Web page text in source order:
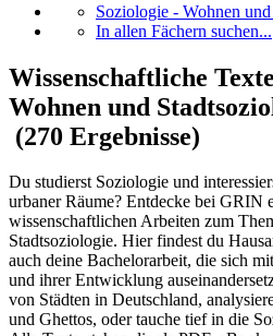
Soziologie - Wohnen
In allen Fächern suchen...
Wissenschaftliche
Wohnen und
(270 Ergebnisse)
Du studierst Soziologie und
urbaner Räume? Entdecke bei GRIN
wissenschaftlichen Arbeiten zum
Stadtsoziologie. Hier findest du
auch deine Bachelorarbeit, die sich
und ihrer Entwicklung
von Städten in Deutschland,
und Ghettos, oder tauche tief in die